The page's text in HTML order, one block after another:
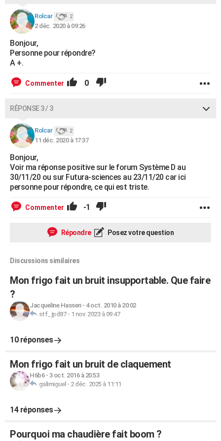
Rolcar 2
2 déc. 2020 à 09:26
Bonjour,
Personne pour répondre?
A +.
Commenter 0
RÉPONSE 3 / 3
Rolcar 2
11 déc. 2020 à 17:37
Bonjour,
Voir ma réponse positive sur le forum Système D au
30/11/20 ou sur Futura-sciences au 23/11/20 car ici
personne pour répondre, ce qui est triste.
Commenter -1
Répondre Posez votre question
Discussions similaires
Mon frigo fait un bruit insupportable. Que faire
?
Jacqueline Hassen- 4 oct. 2010 à 20:02
stf_jpd87- 1 nov. 2023 à 09:47
10 réponses
Mon frigo fait un bruit de claquement
H6b6- 3 oct. 2016 à 20:53
galimiguel - 2 déc. 2025 à 11:11
14 réponses
Pourquoi ma chaudière fait boom ?